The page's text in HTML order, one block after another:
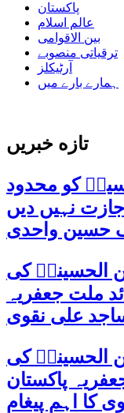
پاکستان
عالم اسلام
بین الاقوامی
ترقیاتی منصوبے
آرٹیکلز
ہمارے بارے میں
تازه خبریں
کو محدود
نہیں دیں
حسین واحدی
الحسینیؒ کی
ملت جعفریہ
علی نقوی
الحسینیؒ کی
پاکستان
کا اہم پیغام